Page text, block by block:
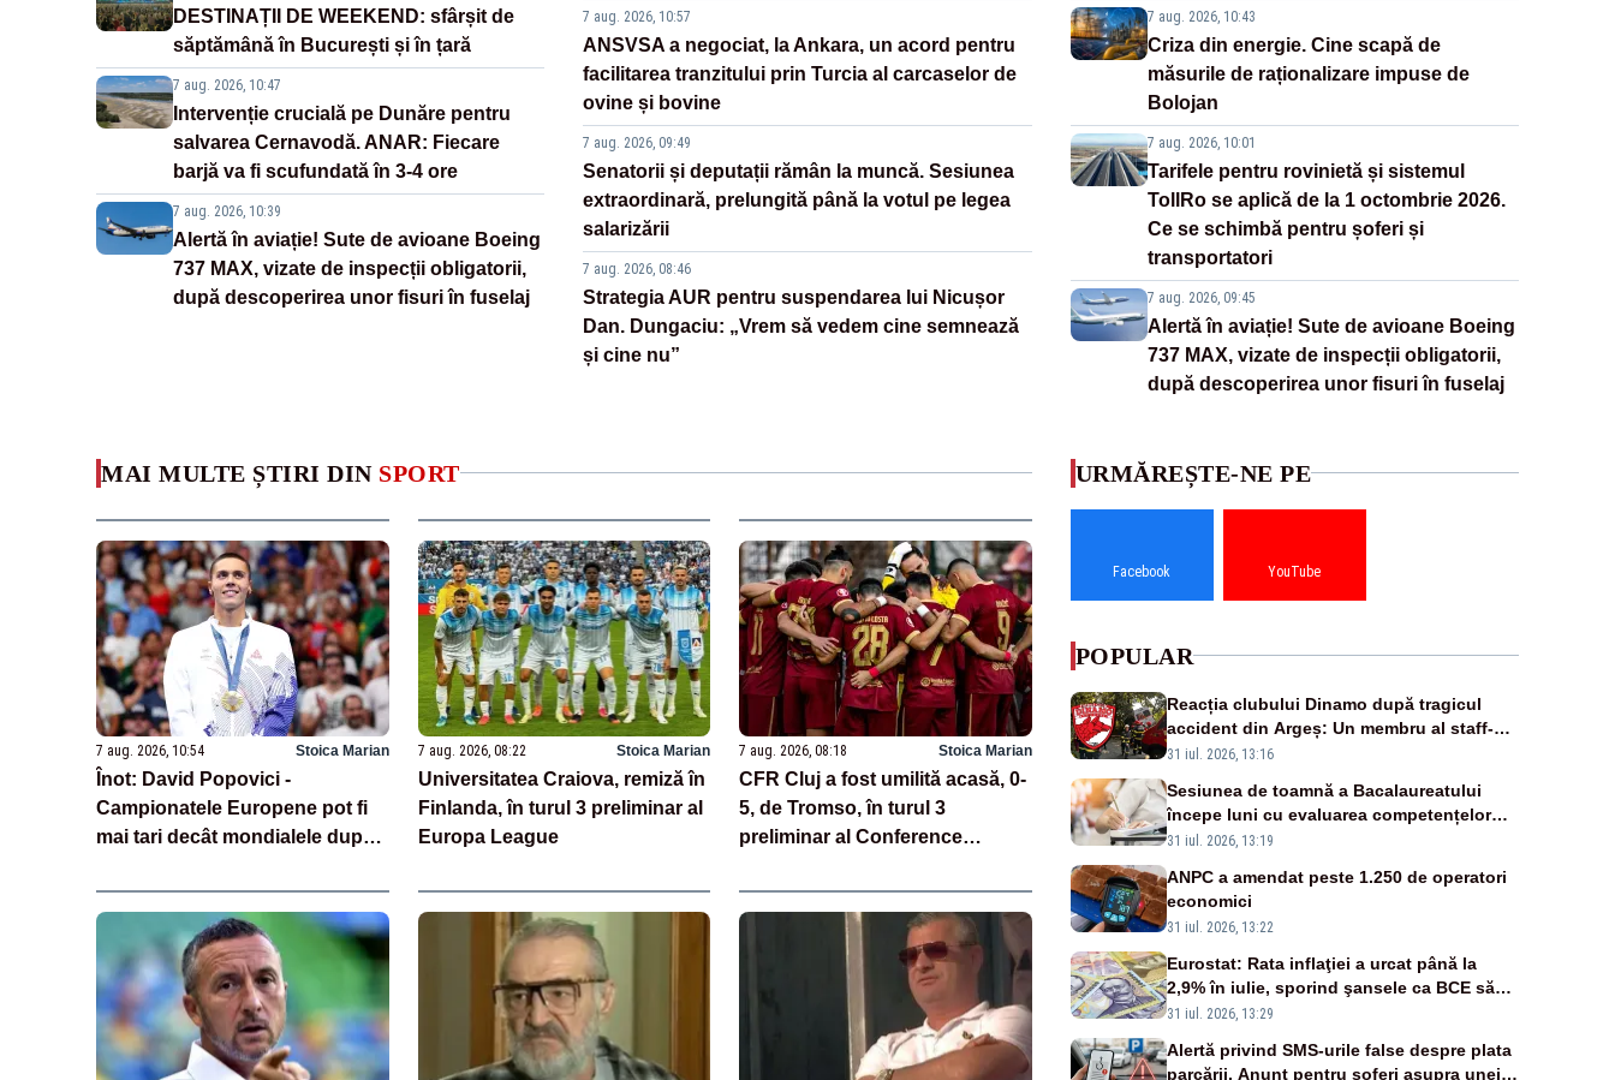
DESTINAȚII DE WEEKEND: sfârșit de
săptămână în București și în țară
7 aug. 2026, 10:47
Intervenție crucială pe Dunăre pentru
salvarea Cernavodă. ANAR: Fiecare
barjă va fi scufundată în 3-4 ore
7 aug. 2026, 10:39
Alertă în aviație! Sute de avioane Boeing
737 MAX, vizate de inspecții obligatorii,
după descoperirea unor fisuri în fuselaj
7 aug. 2026, 10:57
ANSVSA a negociat, la Ankara, un acord pentru
facilitarea tranzitului prin Turcia al carcaselor de
ovine și bovine
7 aug. 2026, 09:49
Senatorii și deputații rămân la muncă. Sesiunea
extraordinară, prelungită până la votul pe legea
salarizării
7 aug. 2026, 08:46
Strategia AUR pentru suspendarea lui Nicușor
Dan. Dungaciu: „Vrem să vedem cine semnează
și cine nu”
7 aug. 2026, 10:43
Criza din energie. Cine scapă de
măsurile de raționalizare impuse de
Bolojan
7 aug. 2026, 10:01
Tarifele pentru rovinietă și sistemul
TollRo se aplică de la 1 octombrie 2026.
Ce se schimbă pentru șoferi și
transportatori
7 aug. 2026, 09:45
Alertă în aviație! Sute de avioane Boeing
737 MAX, vizate de inspecții obligatorii,
după descoperirea unor fisuri în fuselaj
MAI MULTE ȘTIRI DIN SPORT
7 aug. 2026, 10:54 Stoica Marian
Înot: David Popovici -
Campionatele Europene pot fi
mai tari decât mondialele după
7 aug. 2026, 08:22 Stoica Marian
Universitatea Craiova, remiză în
Finlanda, în turul 3 preliminar al
Europa League
7 aug. 2026, 08:18 Stoica Marian
CFR Cluj a fost umilită acasă, 0-
5, de Tromso, în turul 3
preliminar al Conference
URMĂREȘTE-NE PE
Facebook YouTube
POPULAR
Reacția clubului Dinamo după tragicul
accident din Argeș: Un membru al staff-
ului medical a murit, antrenorul Adrian
31 iul. 2026, 13:16
Sesiunea de toamnă a Bacalaureatului
începe luni cu evaluarea competențelor
orale la Limba română
31 iul. 2026, 13:19
ANPC a amendat peste 1.250 de operatori
economici
31 iul. 2026, 13:22
Eurostat: Rata inflaţiei a urcat până la
2,9% în iulie, sporind şansele ca BCE să
majoreze dobânda
31 iul. 2026, 13:29
Alertă privind SMS-urile false despre plata
parcării. Anunț pentru șoferi asupra unei